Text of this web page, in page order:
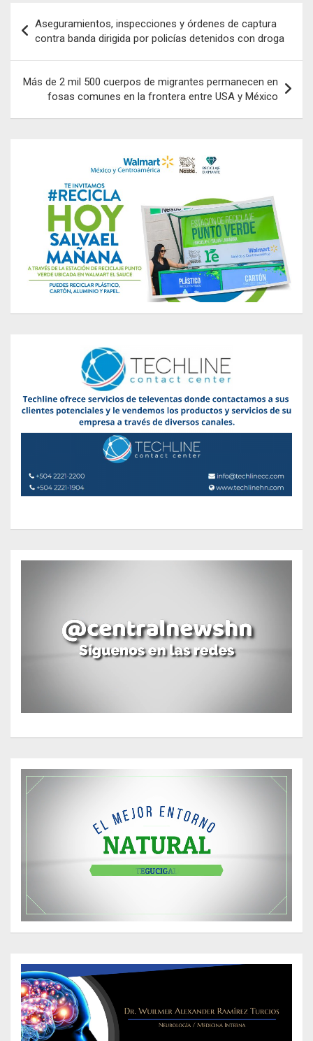
de
entradas
Aseguramientos, inspecciones y órdenes de captura
contra banda dirigida por policías detenidos con droga
Más de 2 mil 500 cuerpos de migrantes permanecen en
fosas comunes en la frontera entre USA y México